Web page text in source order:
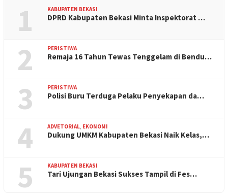
1 KABUPATEN BEKASI
DPRD Kabupaten Bekasi Minta Inspektorat …
2 PERISTIWA
Remaja 16 Tahun Tewas Tenggelam di Bendu…
3 PERISTIWA
Polisi Buru Terduga Pelaku Penyekapan da…
4 ADVETORIAL EKONOMI
Dukung UMKM Kabupaten Bekasi Naik Kelas,…
5 KABUPATEN BEKASI
Tari Ujungan Bekasi Sukses Tampil di Fes…